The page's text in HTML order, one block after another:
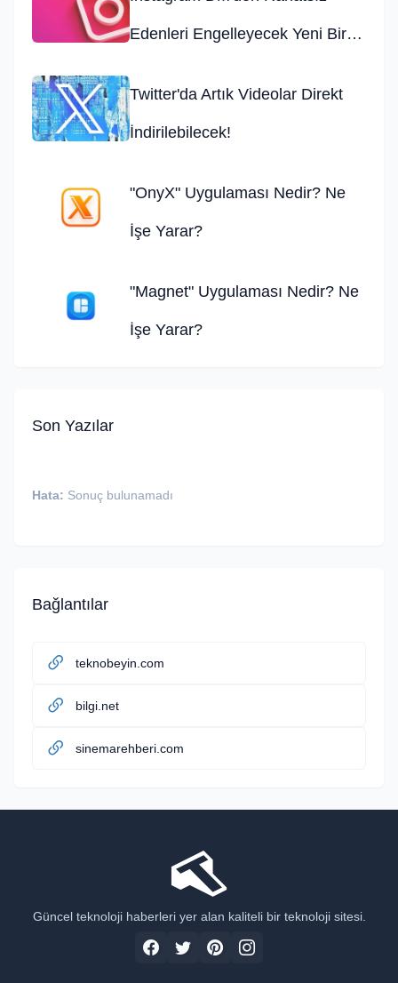
Edenleri Engelleyecek Yeni Bir
Twitter'da Artık Videolar Direkt
İndirilebilecek!
"OnyX" Uygulaması Nedir? Ne
İşe Yarar?
"Magnet" Uygulaması Nedir? Ne
İşe Yarar?
Son Yazılar
Hata: Sonuç bulunamadı
Bağlantılar
teknobeyin.com
bilgi.net
sinemarehberi.com
Güncel teknoloji haberleri yer alan kaliteli bir teknoloji sitesi.